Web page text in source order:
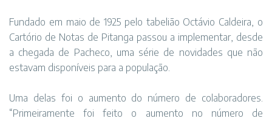
Fundado em maio de 1925 pelo tabelião Octávio Caldeira, o
Cartório de Notas de Pitanga passou a implementar, desde
a chegada de Pacheco, uma série de novidades que não
estavam disponíveis para a população.
Uma delas foi o aumento do número de colaboradores.
“Primeiramente foi feito o aumento no número de